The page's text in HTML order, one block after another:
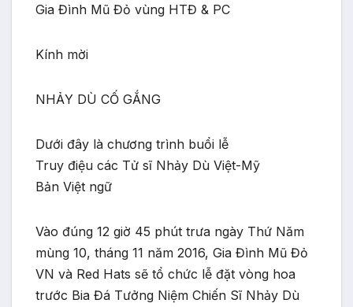
Gia Đình Mũ Đỏ vùng HTĐ & PC
Kính mời
NHẢY DÙ CỐ GẮNG
Dưới đây là chương trình buổi lễ
Truy điệu các Tử sĩ Nhảy Dù Việt-Mỹ
Bản Việt ngữ
Vào đúng 12 giờ 45 phút trưa ngày Thứ Năm
mùng 10, tháng 11 năm 2016, Gia Đình Mũ Đỏ
VN và Red Hats sẽ tổ chức lễ đặt vòng hoa
trước Bia Đá Tưởng Niệm Chiến Sĩ Nhảy Dù